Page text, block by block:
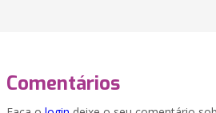
Comentários